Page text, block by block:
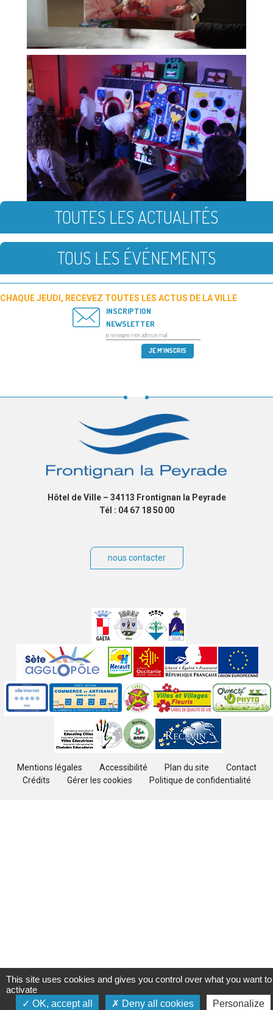
TOUTES LES ACTUALITÉS
TOUS LES ÉVÉNEMENTS
CHAQUE JEUDI, RECEVEZ TOUTES LES ACTUS DE LA VILLE
INSCRIPTION
NEWSLETTER
Hôtel de Ville – 34113 Frontignan la Peyrade
Tél : 04 67 18 50 00
nous contacter
partenaires
Labels
Mentions légales Accessibilité Plan du site
Contact
Crédits
Gérer les cookies Politique de confidentialité
This site uses cookies and gives you control over what you want to
activate
OK, accept all
Deny all cookies Personalize